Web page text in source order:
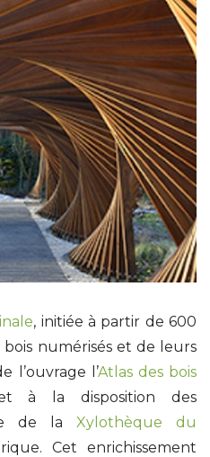
, initiée à partir de 600
bois numérisés et de leurs
l’ouvrage l’Atlas des bois
à la disposition des
de la Xylothèque du
Cet enrichissement